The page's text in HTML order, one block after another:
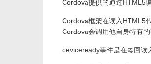
Cordova提供的通过HTML5
Cordova框架在读入HTML5
Cordova会调用他自身特有
deviceready事件是在每回读